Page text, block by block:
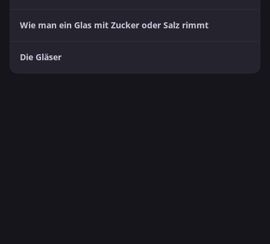
Wie man ein Glas mit Zucker oder Salz rimmt
Die Gläser